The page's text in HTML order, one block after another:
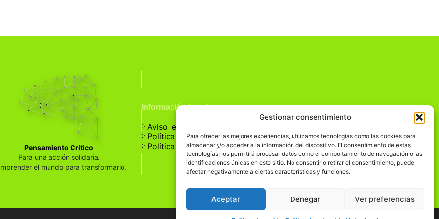
Gestionar consentimiento
Para ofrecer las mejores experiencias, utilizamos tecnologías como las cookies para
almacenar y/o acceder a la información del dispositivo. El consentimiento de estas
tecnologías nos permitirá procesar datos como el comportamiento de navegación o las
identificaciones únicas en este sitio. No consentir o retirar el consentimiento, puede
afectar negativamente a ciertas características y funciones.
Aceptar Denegar Ver preferencias
Pensamiento Crítico
Para una acción solidaria.
el mundo para transformarlo.
Información Legal
჻Aviso legal
჻Política de privacidad
჻Política de cookies